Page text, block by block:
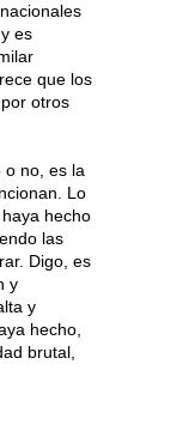
es
que los
otros
o no, es la
Lo
hecho
las
Digo, es
y
y
hecho,
brutal,